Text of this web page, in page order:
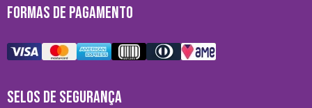
FORMAS DE PAGAMENTO
SELOS DE SEGURANÇA